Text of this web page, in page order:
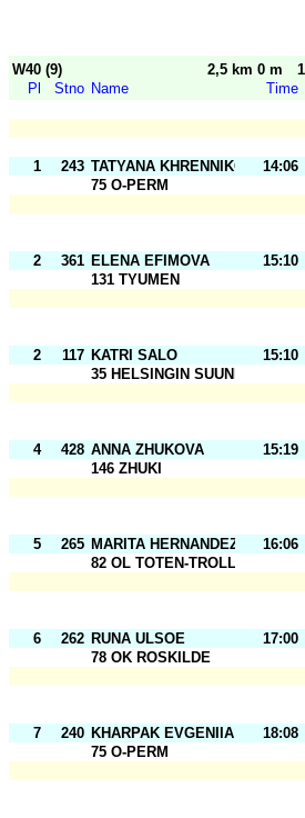
W40 (9) 2,5 km 0 m
Pl
Stno Name
Time
1 243 TATYANA KHRENNIKOVA14:06
75 O-PERM
2 361 ELENA EFIMOVA 15:10
131 TYUMEN
2 117 KATRI SALO 15:10
35 HELSINGIN SUUNNISTAJAT
4 428 ANNA ZHUKOVA 15:19
146 ZHUKI
5 265 MARITA HERNANDEZ 16:06
82 OL TOTEN-TROLL
6 262 RUNA ULSOE 17:00
78 OK ROSKILDE
7 240 KHARPAK EVGENIIA 18:08
75 O-PERM